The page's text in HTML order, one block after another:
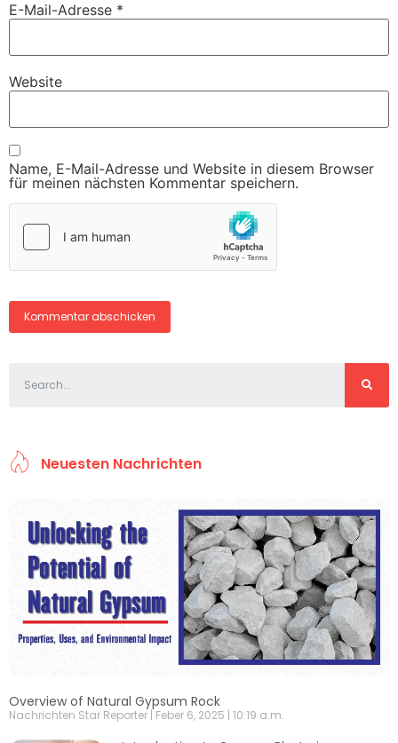
E-Mail-Adresse *
Website
Name, E-Mail-Adresse und Website in diesem Browser
für meinen nächsten Kommentar speichern.
Neuesten Nachrichten
Overview of Natural Gypsum Rock
Nachrichten Star Reporter Feber 6, 2025 10:19 a.m.